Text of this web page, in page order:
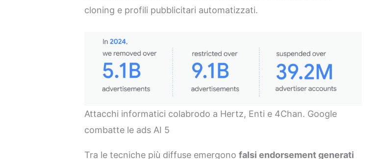
cloning e profili pubblicitari automatizzati.
Attacchi informatici colabrodo a Hertz, Enti e 4Chan. Google
combatte le ads AI 5
Tra le tecniche più diffuse emergonofalsi endorsement generati